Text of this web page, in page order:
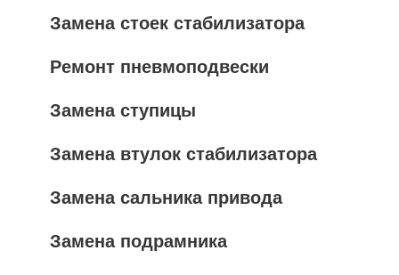
Замена стоек стабилизатора
Ремонт пневмоподвески
Замена ступицы
Замена втулок стабилизатора
Замена сальника привода
Замена подрамника